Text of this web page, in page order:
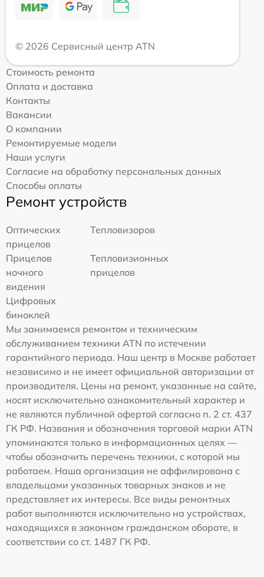
© 2026 Сервисный центр ATN
Стоимость ремонта
Оплата и доставка
Контакты
Вакансии
О компании
Ремонтируемые модели
Наши услуги
Согласие на обработку персональных данных
Способы оплаты
Ремонт устройств
Оптических
прицелов
Тепловизоров
Прицелов
ночного
видения
Тепловизионных
прицелов
Цифровых
биноклей
Мы занимаемся ремонтом и техническим
обслуживанием техники ATN по истечении
гарантийного периода. Наш центр в Москве работает
независимо и не имеет официальной авторизации от
производителя. Цены на ремонт, указанные на сайте,
носят исключительно ознакомительный характер и
не являются публичной офертой согласно п. 2 ст. 437
ГК РФ. Названия и обозначения торговой марки ATN
упоминаются только в информационных целях —
чтобы обозначить перечень техники, с которой мы
работаем. Наша организация не аффилирована с
владельцами указанных товарных знаков и не
представляет их интересы. Все виды ремонтных
работ выполняются исключительно на устройствах,
находящихся в законном гражданском обороте, в
соответствии со ст. 1487 ГК РФ.